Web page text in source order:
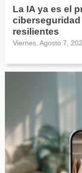
La IA ya es el
resilientes
Viernes, Agosto 7,